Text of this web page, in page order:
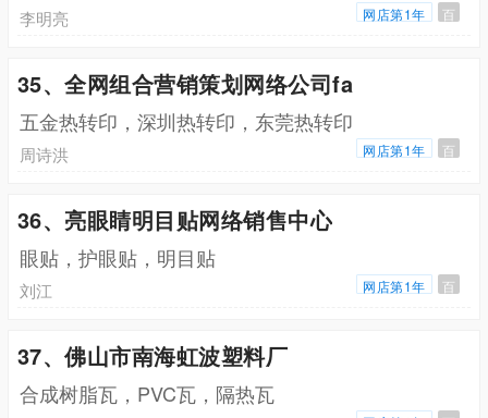
李明亮 网店第1年 百
35、全网组合营销策划网络公司fa
五金热转印，深圳热转印，东莞热转印
周诗洪 网店第1年 百
36、亮眼睛明目贴网络销售中心
眼贴，护眼贴，明目贴
刘江 网店第1年 百
37、佛山市南海虹波塑料厂
合成树脂瓦，PVC瓦，隔热瓦